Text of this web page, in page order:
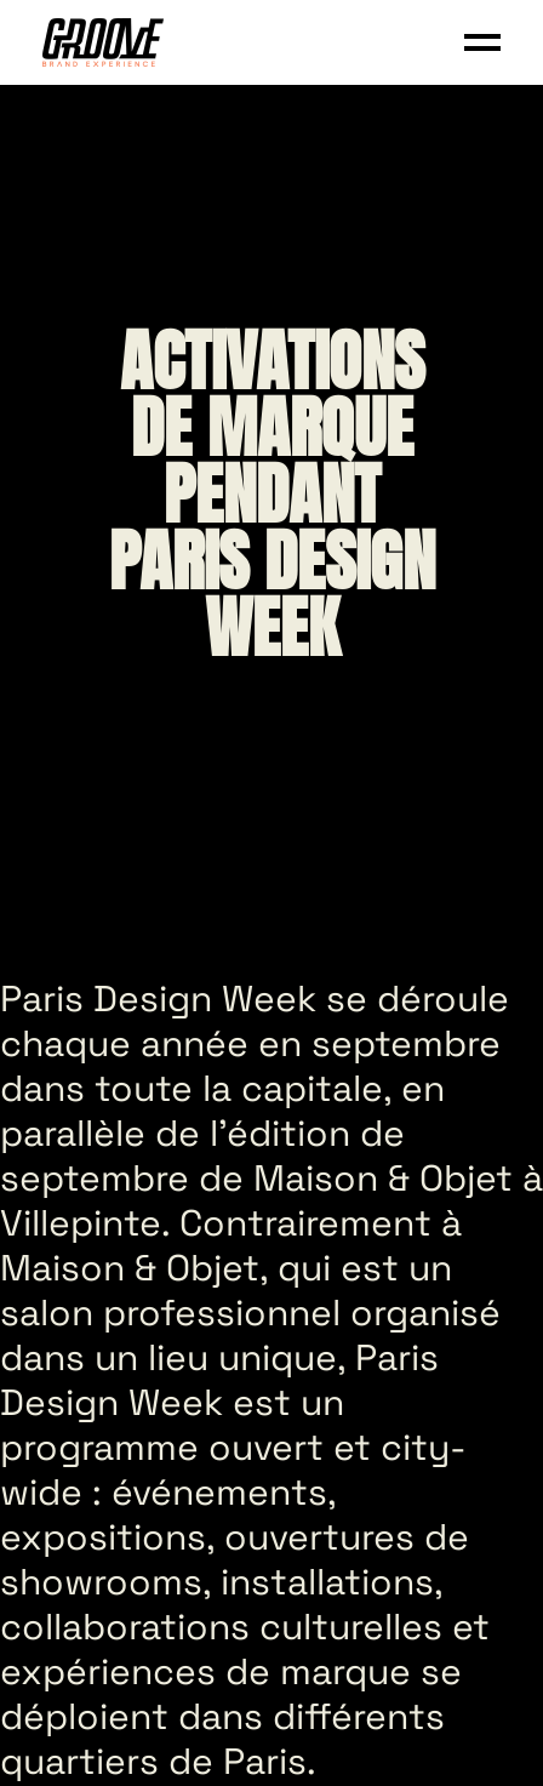
ACTIVATIONS
DE MARQUE
PENDANT
PARIS DESIGN
WEEK
Paris Design Week se déroule
chaque année en septembre
dans toute la capitale, en
parallèle de l’édition de
septembre de Maison & Objet à
Villepinte. Contrairement à
Maison & Objet, qui est un
salon professionnel organisé
dans un lieu unique, Paris
Design Week est un
programme ouvert et city-
wide : événements,
expositions, ouvertures de
showrooms, installations,
collaborations culturelles et
expériences de marque se
déploient dans différents
quartiers de Paris.